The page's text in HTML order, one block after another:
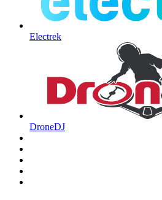
Electrek
DroneDJ